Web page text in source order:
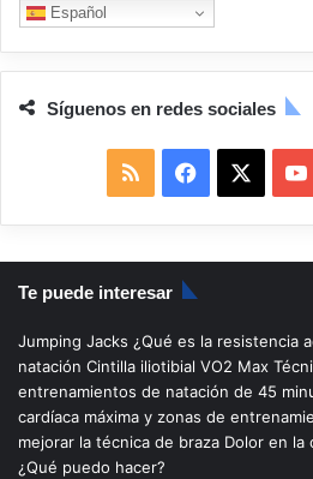
Español
Síguenos en redes sociales
S
S
a
c
b
o
Te puede interesar
Jumping Jacks ¿Qué es la resistencia
natación Cintilla iliotibial VO2 Max
entrenamientos de natación de 45
cardíaca máxima y zonas de
mejorar la técnica de braza Dolor en la
¿Qué puedo hacer?